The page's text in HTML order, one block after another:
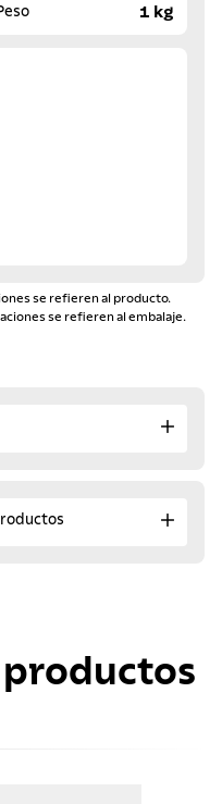
1 kg
se refieren al producto.
se refieren al embalaje.
productos